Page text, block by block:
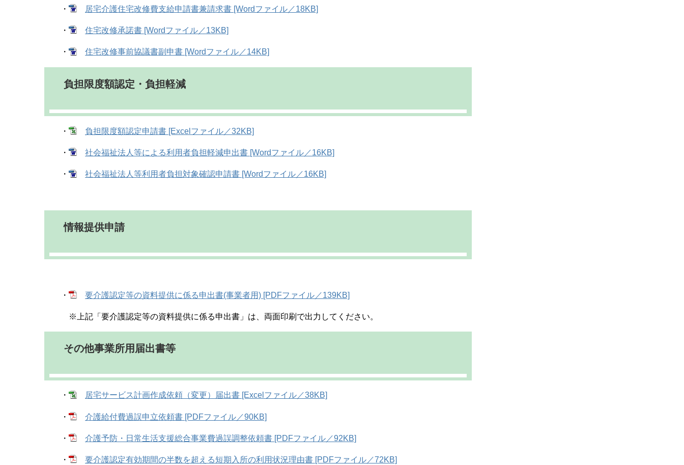
・ 居宅介護住宅改修費支給申請書兼請求書 [Wordファイル／18KB]
・ 住宅改修承諾書 [Wordファイル／13KB]
・ 住宅改修事前協議書副申書 [Wordファイル／14KB]
負担限度額認定・負担軽減
・ 負担限度額認定申請書 [Excelファイル／32KB]
・ 社会福祉法人等による利用者負担軽減申出書 [Wordファイル／16KB]
・ 社会福祉法人等利用者負担対象確認申請書 [Wordファイル／16KB]
情報提供申請
・ 要介護認定等の資料提供に係る申出書(事業者用) [PDFファイル／139KB]
※上記「要介護認定等の資料提供に係る申出書」は、両面印刷で出力してください。
その他事業所用届出書等
・ 居宅サービス計画作成依頼（変更）届出書 [Excelファイル／38KB]
・ 介護給付費過誤申立依頼書 [PDFファイル／90KB]
・ 介護予防・日常生活支援総合事業費過誤調整依頼書 [PDFファイル／92KB]
・ 要介護認定有効期間の半数を超える短期入所の利用状況理由書 [PDFファイル／72KB]